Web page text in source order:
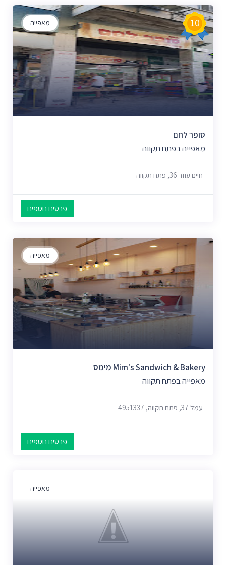
מאפייה 10
סופר לחם
מאפייה בפתח תקווה
חיים עוזר 36, פתח תקווה
פרטים נוספים
מאפייה
Mim's Sandwich & Bakery מימס
מאפייה בפתח תקווה
עמל 37, פתח תקווה, 4951337
פרטים נוספים
מאפייה